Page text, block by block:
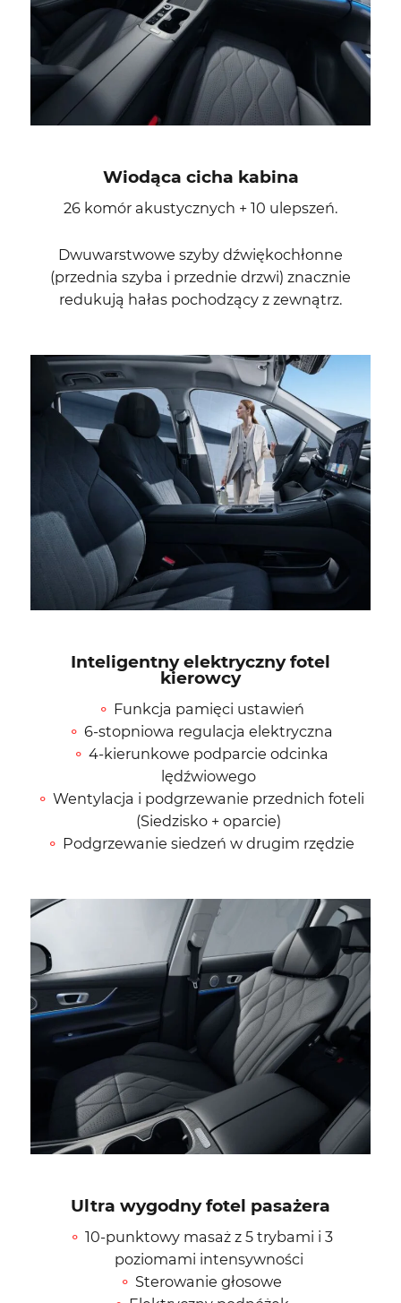
Wiodąca cicha kabina
26 komór akustycznych + 10 ulepszeń.
Dwuwarstwowe szyby dźwiękochłonne
(przednia szyba i przednie drzwi) znacznie
redukują hałas pochodzący z zewnątrz.
Inteligentny elektryczny fotel
kierowcy
Funkcja pamięci ustawień
6-stopniowa regulacja elektryczna
4-kierunkowe podparcie odcinka
lędźwiowego
Wentylacja i podgrzewanie przednich foteli
(Siedzisko + oparcie)
Podgrzewanie siedzeń w drugim rzędzie
Ultra wygodny fotel pasażera
10-punktowy masaż z 5 trybami i 3
poziomami intensywności
Sterowanie głosowe